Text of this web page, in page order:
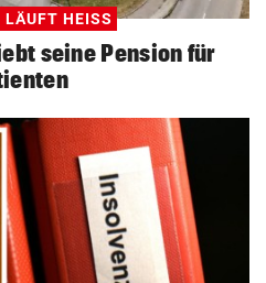
HEISS
seine Pension für